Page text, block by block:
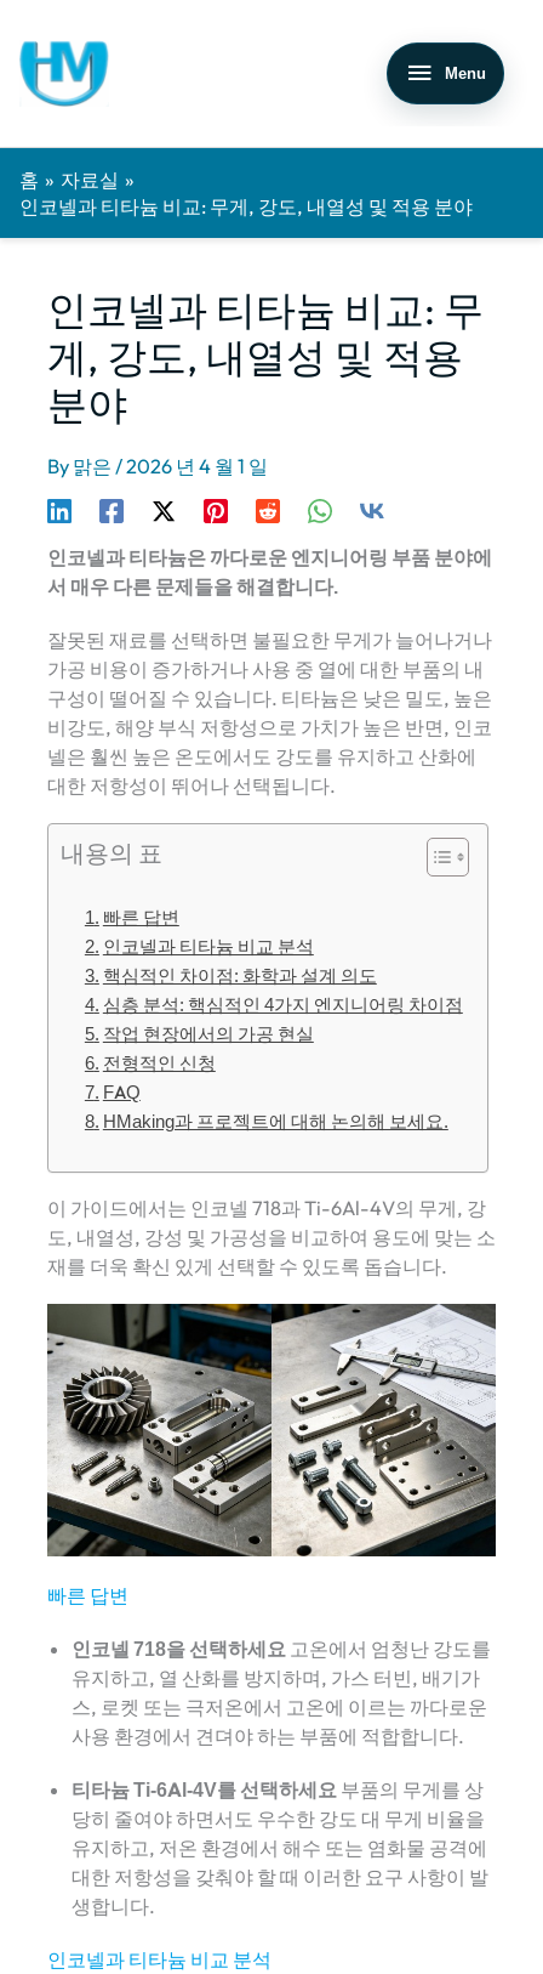
메뉴
홈
자료실
인코넬과 티타늄 비교: 무게, 강도, 내열성 및 적용 분야
인코넬과 티타늄 비교: 무
게, 강도, 내열성 및 적용
분야
By 맑은 /2026 년 4 월 1 일
인코넬과 티타늄은 까다로운 엔지니어링 부품 분야에
서 매우 다른 문제들을 해결합니다.
잘못된 재료를 선택하면 불필요한 무게가 늘어나거나
가공 비용이 증가하거나 사용 중 열에 대한 부품의 내
구성이 떨어질 수 있습니다. 티타늄은 낮은 밀도, 높은
비강도, 해양 부식 저항성으로 가치가 높은 반면, 인코
넬은 훨씬 높은 온도에서도 강도를 유지하고 산화에
대한 저항성이 뛰어나 선택됩니다.
내용의 표
빠른 답변
인코넬과 티타늄 비교 분석
핵심적인 차이점: 화학과 설계 의도
심층 분석: 핵심적인 4가지 엔지니어링 차이점
작업 현장에서의 가공 현실
전형적인 신청
FAQ
HMaking과 프로젝트에 대해 논의해 보세요.
이 가이드에서는 인코넬 718과 Ti-6Al-4V의 무게, 강
도, 내열성, 강성 및 가공성을 비교하여 용도에 맞는 소
재를 더욱 확신 있게 선택할 수 있도록 돕습니다.
빠른 답변
인코넬 718을 선택하세요 고온에서 엄청난 강도를
유지하고, 열 산화를 방지하며, 가스 터빈, 배기가
스, 로켓 또는 극저온에서 고온에 이르는 까다로운
사용 환경에서 견뎌야 하는 부품에 적합합니다.
티타늄 Ti-6Al-4V를 선택하세요 부품의 무게를 상
당히 줄여야 하면서도 우수한 강도 대 무게 비율을
유지하고, 저온 환경에서 해수 또는 염화물 공격에
대한 저항성을 갖춰야 할 때 이러한 요구 사항이 발
생합니다.
인코넬과 티타늄 비교 분석